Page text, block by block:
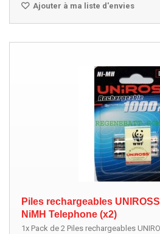
Ajouter à ma liste d'envies
Piles rechargeables
NiMH Telephone (x2)
1x Pack de 2 Piles rechargeables